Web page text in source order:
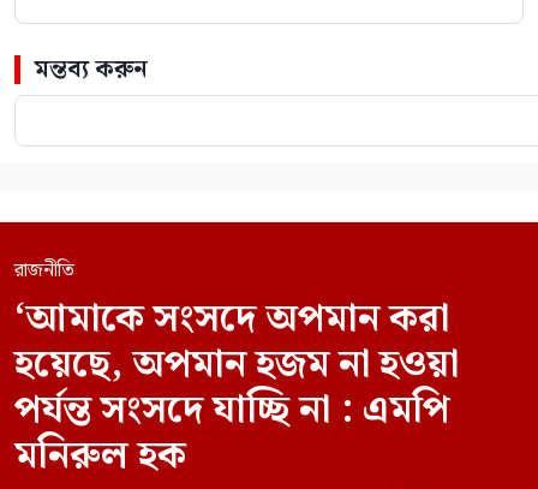
মন্তব্য করুন
রাজনীতি
‘আমাকে সংসদে অপমান করা
হয়েছে, অপমান হজম না হওয়া
পর্যন্ত সংসদে যাচ্ছি না : এমপি
মনিরুল হক